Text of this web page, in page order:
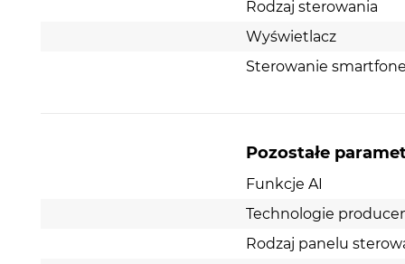
Jeśli więc ważne dla Ciebie są cisza i spokój,
Rodzaj sterowania
Wyświetlacz
Sterowanie
Pozostałe
Funkcje AI
Technologie
Rodzaj panelu